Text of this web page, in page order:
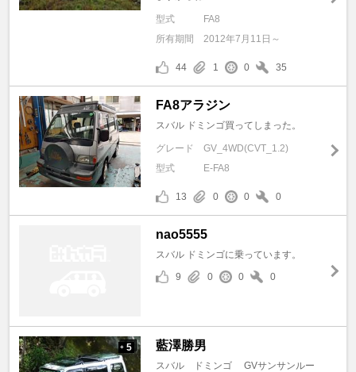
型式
FA8
所有期間
2012年7月11日～
44 1 0 35
FA8アラジン
スバル ドミンゴ買ってしまった。
グレード
GV_4WD(CVT_1.2)
型式
E-FA8
13 0 0 0
nao5555
スバル ドミンゴに乗っています。
9
0 0 0
+ 5 藍澤勝男
スバル ドミンゴ GVサンサンルー